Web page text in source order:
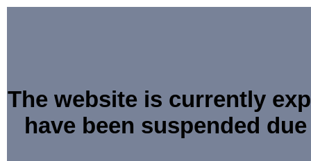
The website is currently
have been suspended